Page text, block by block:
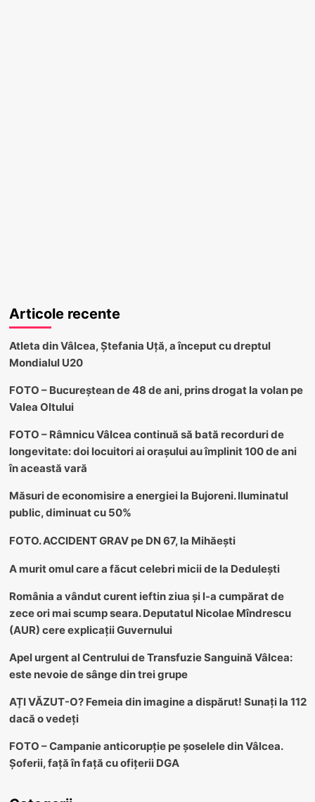
Articole recente
Atleta din Vâlcea, Ștefania Uță, a început cu dreptul
Mondialul U20
FOTO – Bucureștean de 48 de ani, prins drogat la volan pe
Valea Oltului
FOTO – Râmnicu Vâlcea continuă să bată recorduri de
longevitate: doi locuitori ai orașului au împlinit 100 de ani
în această vară
Măsuri de economisire a energiei la Bujoreni. Iluminatul
public, diminuat cu 50%
FOTO. ACCIDENT GRAV pe DN 67, la Mihăești
A murit omul care a făcut celebri micii de la Dedulești
România a vândut curent ieftin ziua și l-a cumpărat de
zece ori mai scump seara. Deputatul Nicolae Mîndrescu
(AUR) cere explicații Guvernului
Apel urgent al Centrului de Transfuzie Sanguină Vâlcea:
este nevoie de sânge din trei grupe
AȚI VĂZUT-O? Femeia din imagine a dispărut! Sunați la 112
dacă o vedeți
FOTO – Campanie anticorupție pe șoselele din Vâlcea.
Șoferii, față în față cu ofițerii DGA